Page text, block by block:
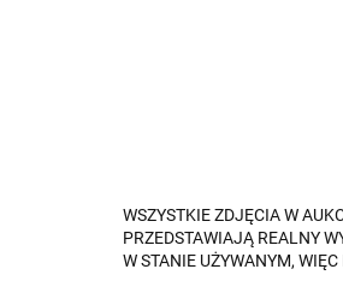
WSZYSTKIE ZDJĘCIA W
PRZEDSTAWIAJĄ REALNY
W STANIE UŻYWANYM,